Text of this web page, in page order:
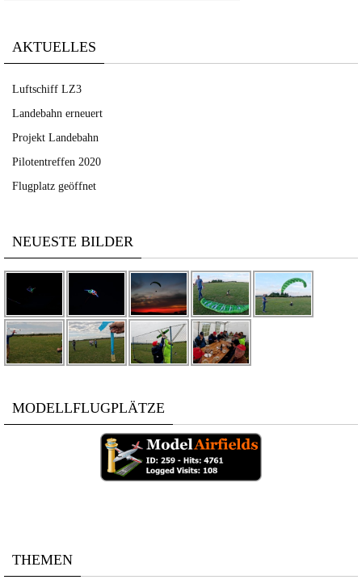
AKTUELLES
Luftschiff LZ3
Landebahn erneuert
Projekt Landebahn
Pilotentreffen 2020
Flugplatz geöffnet
NEUESTE BILDER
MODELLFLUGPLÄTZE
THEMEN